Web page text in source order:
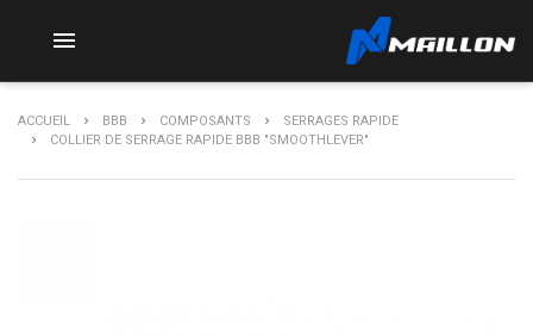

ACCUEIL BBB COMPOSANTS
SERRAGES RAPIDE
COLLIER DE SERRAGE RAPIDE BBB "SMOOTHLEVER"